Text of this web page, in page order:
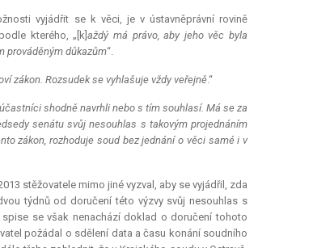
vyjádřit se k věci, je v ústavněprávní rovině
kterého, „[k]aždý má právo, aby jeho věc byla
prováděným důkazům“.
zákon. Rozsudek se vyhlašuje vždy veřejně.“
shodně navrhli nebo s tím souhlasí. Má se za
senátu svůj nesouhlas s takovým projednáním
zákon, rozhoduje soud bez jednání o věci samé i v
stěžovatele mimo jiné vyzval, aby se vyjádřil, zda
týdnů od doručení této výzvy svůj nesouhlas s
se však nenachází doklad o doručení tohoto
požádal o sdělení data a času konání soudního